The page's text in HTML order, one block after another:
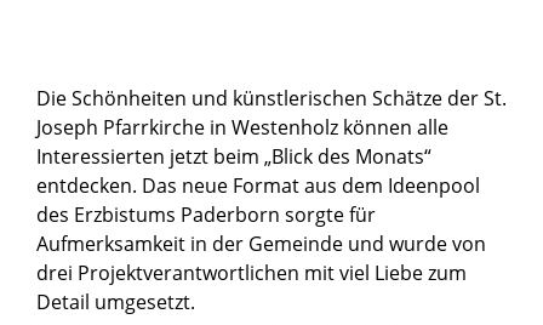
Die Schönheiten und künstlerischen Schätze der St.
Joseph Pfarrkirche in Westenholz können alle
Interessierten jetzt beim „Blick des Monats“
entdecken. Das neue Format aus dem Ideenpool
des Erzbistums Paderborn sorgte für
Aufmerksamkeit in der Gemeinde und wurde von
drei Projektverantwortlichen mit viel Liebe zum
Detail umgesetzt.